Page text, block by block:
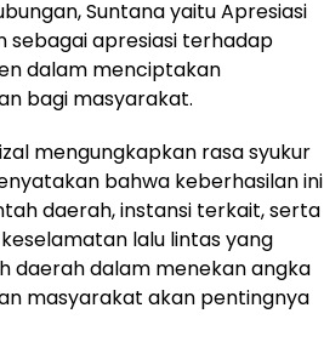
Suntana yaitu Apresiasi
sebagai apresiasi terhadap
dalam menciptakan
bagi masyarakat.
mengungkapkan rasa syukur
bahwa keberhasilan ini
daerah, instansi terkait, serta
lalu lintas yang
daerah dalam menekan angka
masyarakat akan pentingnya